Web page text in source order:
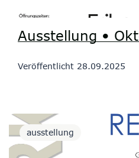
Ausstellung •
Veröffentlicht 28.09.2025
ausstellung